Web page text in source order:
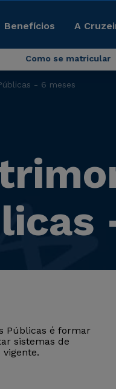
Benefícios A
Como se matricular
- 6 meses
Públicas é formar
sistemas de